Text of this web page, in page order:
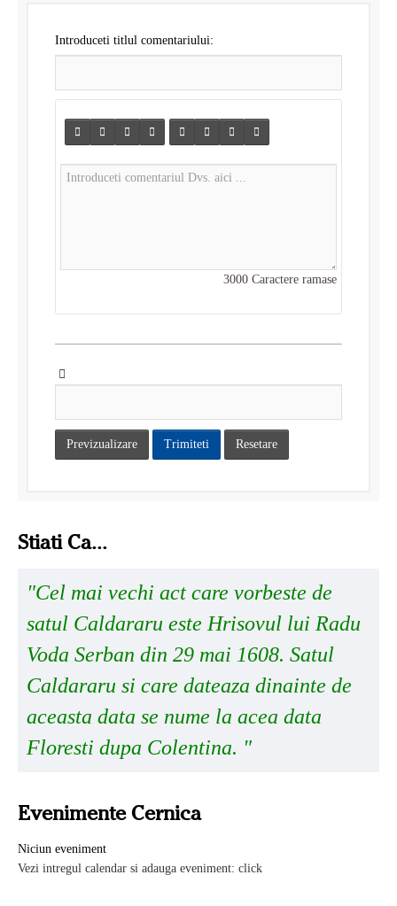
Introduceti titlul comentariului:
3000 Caractere ramase
Previzualizare Trimiteti Resetare
Stiati Ca...
"Cel mai vechi act care vorbeste de
satul Caldararu este Hrisovul lui Radu
Voda Serban din 29 mai 1608. Satul
Caldararu si care dateaza dinainte de
aceasta data se nume la acea data
Floresti dupa Colentina. "
Evenimente Cernica
Niciun eveniment
Vezi intregul calendar si adauga eveniment: click